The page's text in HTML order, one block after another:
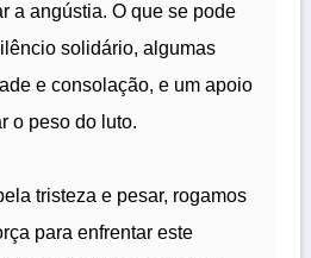
a angústia. O que se pode
solidário, algumas
e consolação, e um apoio
o peso do luto.
tristeza e pesar, rogamos
para enfrentar este